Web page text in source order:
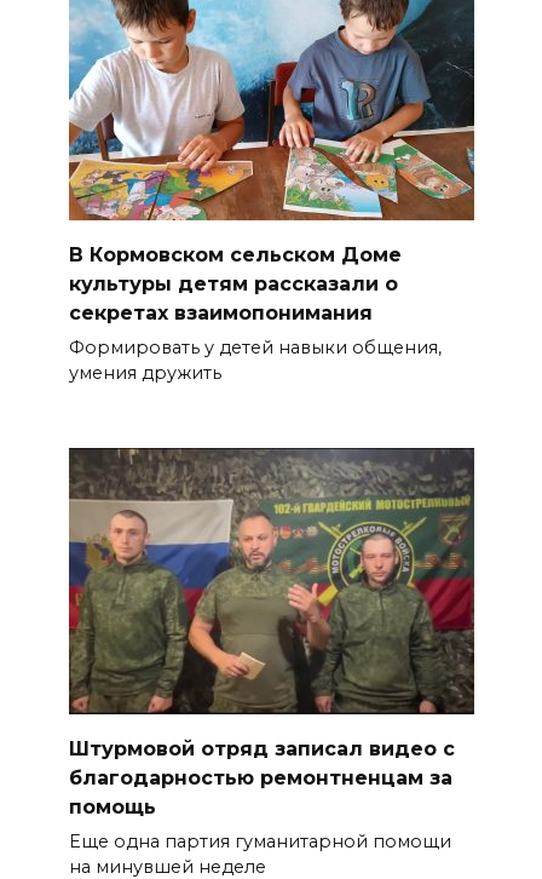
В Кормовском сельском Доме
культуры детям рассказали о
секретах взаимопонимания
Формировать у детей навыки общения,
умения дружить
Штурмовой отряд записал видео с
благодарностью ремонтненцам за
помощь
Еще одна партия гуманитарной помощи
на минувшей неделе